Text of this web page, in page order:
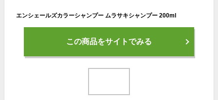
エンシェールズカラーシャンプー ムラサキシャンプー 200ml
この商品をサイトでみる